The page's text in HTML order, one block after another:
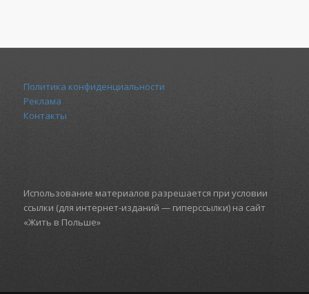
Политика конфиденциальности
Реклама
Контакты
Использование материалов разрешается при условии
ссылки (для интернет-изданий — гиперссылки) на сайт
«Жить в Польше»